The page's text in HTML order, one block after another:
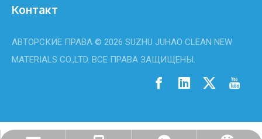
Контакт
АВТОРСКИЕ ПРАВА © 2026 SUZHU JUHAO CLEAN NEW
MATERIALS CO.,LTD. ВСЕ ПРАВА ЗАЩИЩЕНЫ.